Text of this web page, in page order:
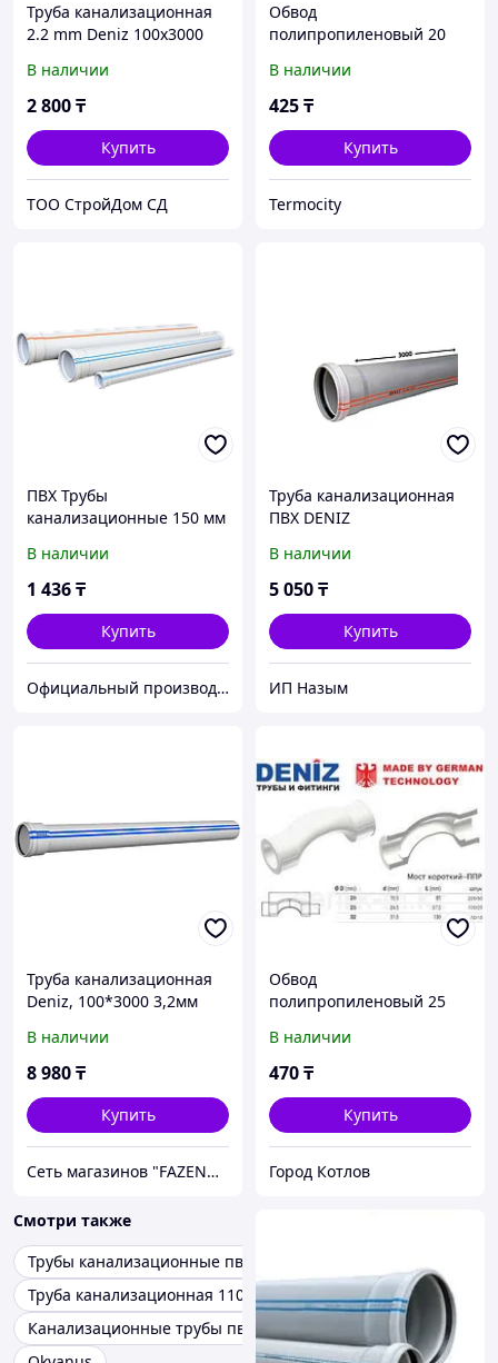
Труба канализационная
2.2 mm Deniz 100х3000
В наличии
2 800₸
Купить
TOO CтpoйДoм CД
Обвод
полипропиленовый 20
В наличии
425₸
Купить
Termocity
ПВХ Трубы
канализационные 150 мм
(отрезок 250мм)
В наличии
1 436₸
Купить
Официальный производитель и дистрибьютор пластиковых труб Deniz и оконного профиля Wuko
Труба канализационная
ПВХ DENIZ
В наличии
5 050₸
Купить
ИП Назым
Труба канализационная
Deniz, 100*3000 3,2мм
В наличии
8 980₸
Купить
Сеть магазинов "FAZENDA" ТОО Инкомстрой
Обвод
полипропиленовый 25
В наличии
470₸
Купить
Город Котлов
Смотри также
Трубы канализационные пвх
Труба канализационная 110
Канализационные трубы пвх каталог